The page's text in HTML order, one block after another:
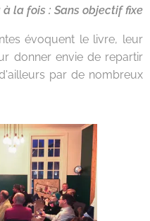
la fois : Sans objectif fixe
évoquent le livre, leur
donner envie de repartir
par de nombreux